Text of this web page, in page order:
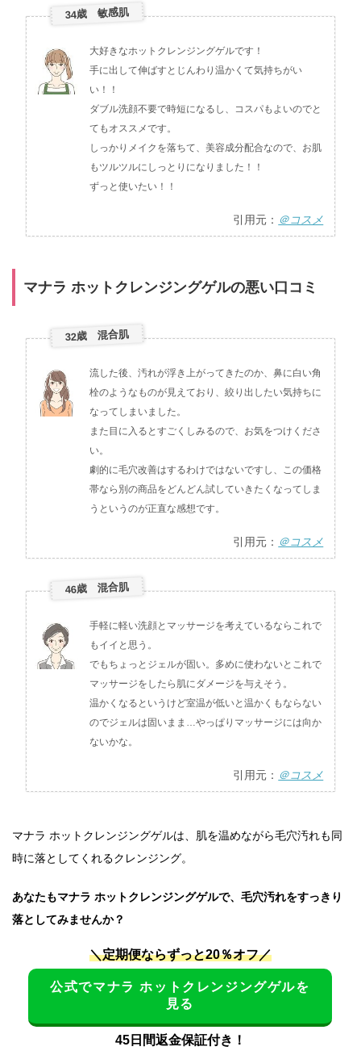
34歳 敏感肌
大好きなホットクレンジングゲルです！
手に出して伸ばすとじんわり温かくて気持ちがい
い！！
ダブル洗顔不要で時短になるし、コスパもよいのでと
てもオススメです。
しっかりメイクを落ちて、美容成分配合なので、お肌
もツルツルにしっとりになりました！！
ずっと使いたい！！
引用元： ＠コスメ
マナラ ホットクレンジングゲルの悪い口コミ
32歳 混合肌
流した後、汚れが浮き上がってきたのか、鼻に白い角
栓のようなものが見えており、絞り出したい気持ちに
なってしまいました。
また目に入るとすごくしみるので、お気をつけくださ
い。
劇的に毛穴改善はするわけではないですし、この価格
帯なら別の商品をどんどん試していきたくなってしま
うというのが正直な感想です。
引用元： ＠コスメ
46歳 混合肌
手軽に軽い洗顔とマッサージを考えているならこれで
もイイと思う。
でもちょっとジェルが固い。多めに使わないとこれで
マッサージをしたら肌にダメージを与えそう。
温かくなるというけど室温が低いと温かくもならない
のでジェルは固いまま…やっぱりマッサージには向か
ないかな。
引用元： ＠コスメ
マナラ ホットクレンジングゲルは、肌を温めながら毛穴汚れも同
時に落としてくれるクレンジング。
あなたもマナラ ホットクレンジングゲルで、毛穴汚れをすっきり
落としてみませんか？
＼定期便ならずっと20％オフ／
公式でマナラ ホットクレンジングゲルを
見る
45日間返金保証付き！